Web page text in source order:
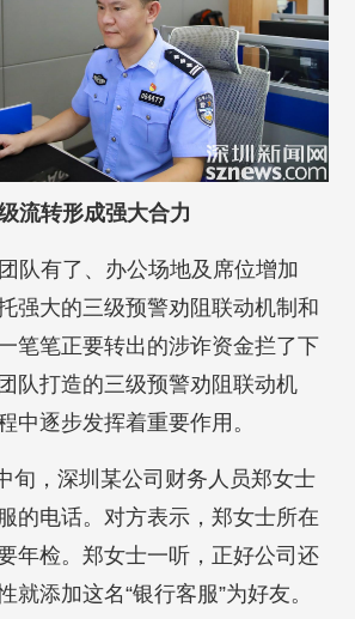
流转形成强大合力
队有了、办公场地及席位增加
强大的三级预警劝阻联动机制和
笔笔正要转出的涉诈资金拦了下
队打造的三级预警劝阻联动机
中逐步发挥着重要作用。
旬，深圳某公司财务人员郑女士
的电话。对方表示，郑女士所在
年检。郑女士一听，正好公司还
就添加这名“银行客服”为好友。